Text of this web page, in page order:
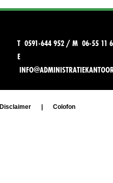
T 0591-644 952 / M 06-55 11
E
Disclaimer Colofon